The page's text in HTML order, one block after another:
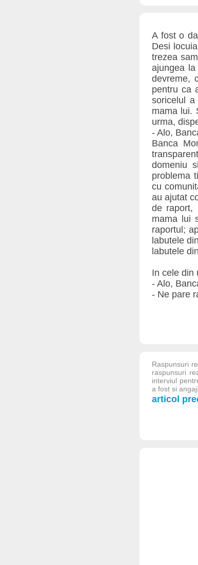
A fost o
Desi
trezea
ajungea
devreme,
pentru ca
soricelul
mama lui.
urma,
- Alo,
Banca
domeniu
problema
cu
au ajutat
de raport,
mama lui
raportul;
labutele
labutele
In cele din
- Alo,
- Ne pare
Raspunsuri
raspunsuri
interviul
a fost si
articol